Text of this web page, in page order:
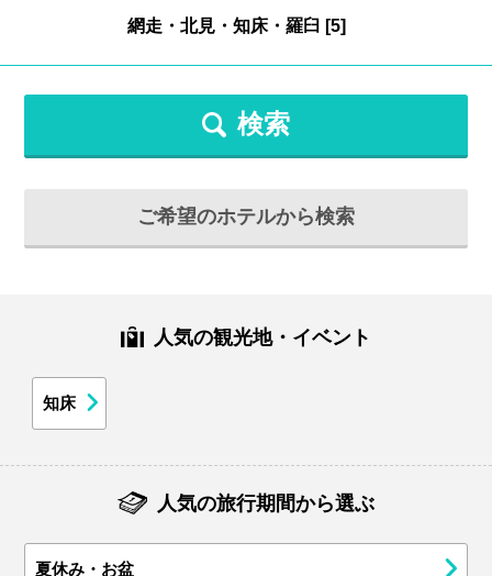
検索
ご希望のホテルから検索
人気の観光地・イベント
知床
人気の旅行期間から選ぶ
夏休み・お盆